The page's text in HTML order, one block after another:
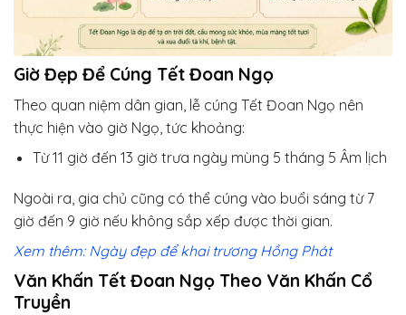
Giờ Đẹp Để Cúng Tết Đoan Ngọ
Theo quan niệm dân gian, lễ cúng Tết Đoan Ngọ nên
thực hiện vào giờ Ngọ, tức khoảng:
Từ 11 giờ đến 13 giờ trưa ngày mùng 5 tháng 5 Âm lịch
Ngoài ra, gia chủ cũng có thể cúng vào buổi sáng từ 7
giờ đến 9 giờ nếu không sắp xếp được thời gian.
Xem thêm: Ngày đẹp để khai trương Hồng Phát
Văn Khấn Tết Đoan Ngọ Theo Văn Khấn Cổ
Truyền